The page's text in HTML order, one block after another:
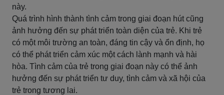
này.
Quá trình hình thành tình cảm trong giai đoạn hút cũng
ảnh hưởng đến sự phát triển toàn diện của trẻ. Khi trẻ
có một môi trường an toàn, đáng tin cậy và ổn định, họ
có thể phát triển cảm xúc một cách lành mạnh và hài
hòa. Tình cảm của trẻ trong giai đoạn này có thể ảnh
hưởng đến sự phát triển tư duy, tình cảm và xã hội của
trẻ trong tương lai.